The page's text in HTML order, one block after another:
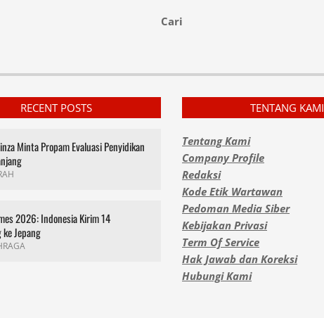
Cari
RECENT POSTS
Minta Propam Evaluasi Penyidikan
2026: Indonesia Kirim 14
ke Jepang
TENTANG KAMI
Tentang Kami
Company Profile
Redaksi
Kode Etik Wartawan
Pedoman Media Siber
Kebijakan Privasi
Term Of Service
Hak Jawab dan Koreksi
Hubungi Kami